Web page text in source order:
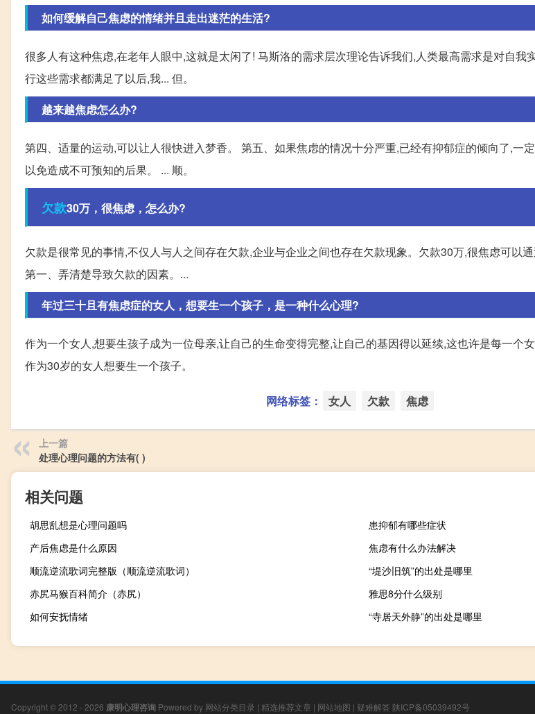
如何缓解自己焦虑的情绪并且走出迷茫的生活?
很多人有这种焦虑,在老年人眼中,这就是太闲了! 马斯洛的需求层次理论告诉我们,人类最高需求是对自我
行这些需求都满足了以后,我... 但。
越来越焦虑怎么办?
第四、适量的运动,可以让人很快进入梦香。 第五、如果焦虑的情况十分严重,已经有抑郁症的倾向了,一
以免造成不可预知的后果。 ... 顺。
欠款30万，很焦虑，怎么办?
欠款是很常见的事情,不仅人与人之间存在欠款,企业与企业之间也存在欠款现象。欠款30万,很焦虑可以通
第一、弄清楚导致欠款的因素。...
年过三十且有焦虑症的女人，想要生一个孩子，是一种什么心理?
作为一个女人,想要生孩子成为一位母亲,让自己的生命变得完整,让自己的基因得以延续,这也许是每一个
作为30岁的女人想要生一个孩子。
网络标签： 女人 欠款 焦虑
上一篇
处理心理问题的方法有( )
相关问题
胡思乱想是心理问题吗
患抑郁有哪些症状
产后焦虑是什么原因
焦虑有什么办法解决
顺流逆流歌词完整版（顺流逆流歌词）
“堤沙旧筑”的出处是哪里
赤尻马猴百科简介（赤尻）
雅思8分什么级别
如何安抚情绪
“寺居天外静”的出处是哪里
Copyright © 2012 - 2026 康明心理咨询 Powered by 网站分类目录 | 精选推荐文章 | 网站地图 | 疑难解答 陕ICP备05039492号